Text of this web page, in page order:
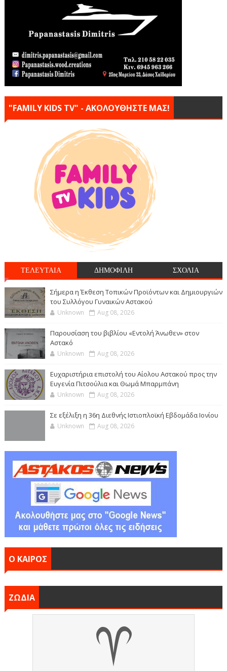
"FAMILY KIDS TV" - ΑΚΟΛΟΥΘΗΣΤΕ ΜΑΣ!
ΤΕΛΕΥΤΑΙΑ ΔΗΜΟΦΙΛΗ ΣΧΟΛΙΑ
Σήμερα η Έκθεση Τοπικών Προϊόντων και Δημιουργιών
του Συλλόγου Γυναικών Αστακού
Unknown Aug 08, 2026
Παρουσίαση του βιβλίου «Εντολή Άνωθεν» στον
Αστακό
Unknown Aug 08, 2026
Ευχαριστήρια επιστολή του Αίολου Αστακού προς την
Ευγενία Πιτσούλια και Θωμά Μπαρμπάνη
Unknown Aug 08, 2026
Σε εξέλιξη η 36η Διεθνής Ιστιοπλοϊκή Εβδομάδα Ιονίου
Unknown Aug 08, 2026
Ο ΚΑΙΡΟΣ
ΖΩΔΙΑ